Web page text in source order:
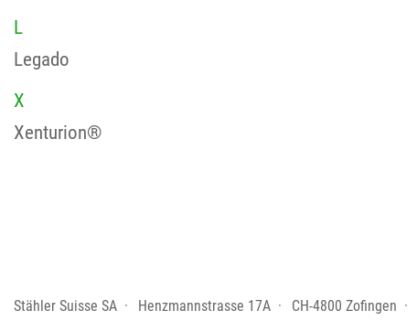
L
Legado
X
Xenturion®
Stähler Suisse SA Henzmannstrasse 17A CH-4800 Zofingen